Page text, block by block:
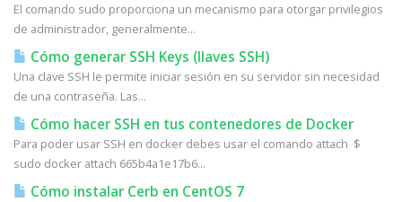
El comando sudo proporciona un mecanismo para otorgar privilegios
de administrador, generalmente...
Cómo generar SSH Keys (llaves SSH)
Una clave SSH le permite iniciar sesión en su servidor sin necesidad
de una contraseña. Las...
Cómo hacer SSH en tus contenedores de Docker
Para poder usar SSH en docker debes usar el comando attach $
sudo docker attach 665b4a1e17b6...
Cómo instalar Cerb en CentOS 7